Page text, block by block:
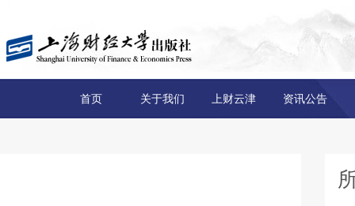
首页 关于我们 上财云津 资讯公告